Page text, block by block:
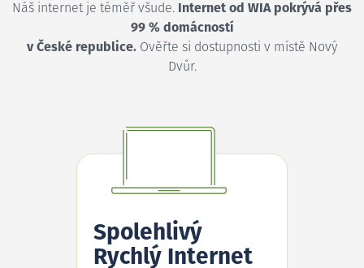
Náš internet je téměř všude. Internet od WIA pokrývá přes
99 % domácností
v České republice. Ověřte si dostupnosti v místě Nový
Dvůr.
Spolehlivý
Rychlý Internet